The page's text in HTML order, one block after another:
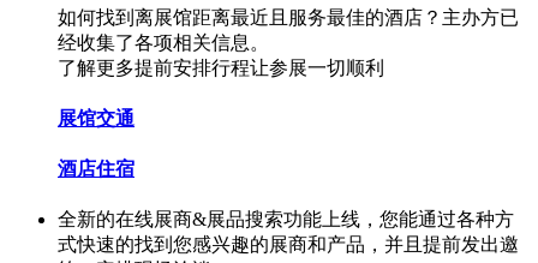
如何找到离展馆距离最近且服务最佳的酒店？主办方已
经收集了各项相关信息。
了解更多提前安排行程让参展一切顺利
展馆交通
酒店住宿
全新的在线展商&展品搜索功能上线，您能通过各种方
式快速的找到您感兴趣的展商和产品，并且提前发出邀